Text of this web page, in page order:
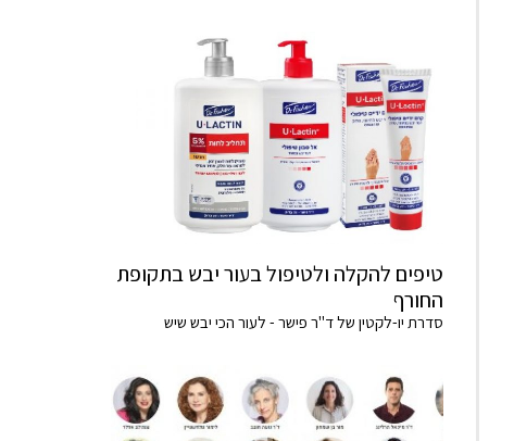
טיפים להקלה ולטיפול בעור יבש בתקופת
החורף
סדרת יו-לקטין של ד"ר פישר - לעור הכי יבש שיש